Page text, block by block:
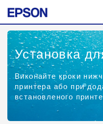
Установка
Виконайте кроки
принтера або при
встановленого